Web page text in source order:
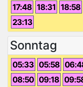
17:48 18:31 18:58
23:13
Sonntag
05:33 05:58
08:50 09:18